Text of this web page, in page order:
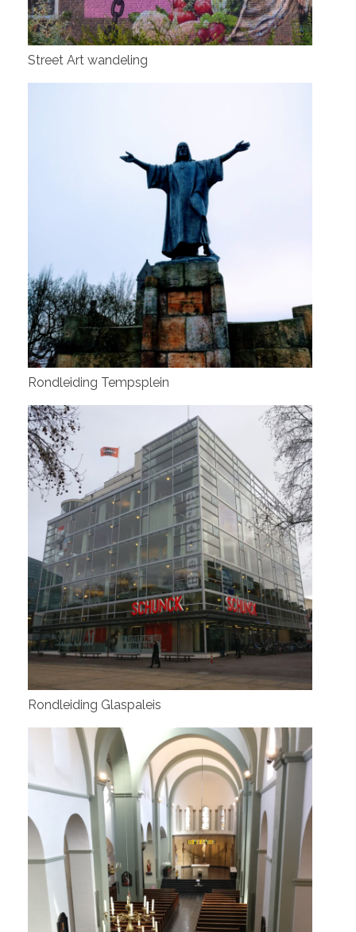
Street Art wandeling
Rondleiding Tempsplein
Rondleiding Glaspaleis